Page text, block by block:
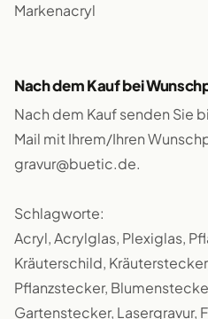
Markenacryl
Nach dem Kauf bei
Nach dem Kauf senden Sie
Mail mit Ihrem/Ihren
gravur@buetic.de.
Schlagworte:
Acryl, Acrylglas, Plexiglas,
Kräuterschild,
Pflanzstecker,
Gartenstecker, Lasergravur,